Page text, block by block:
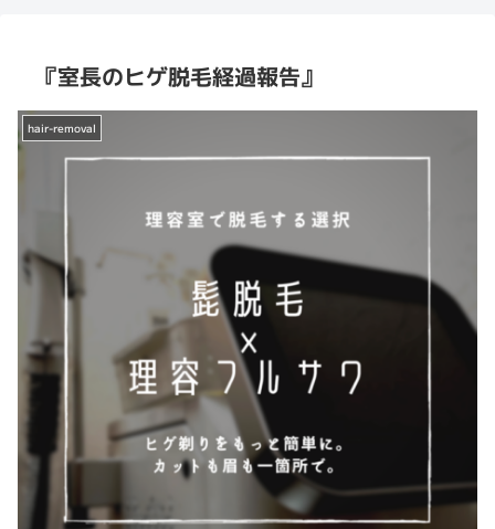
『室長のヒゲ脱毛経過報告』
hair-removal